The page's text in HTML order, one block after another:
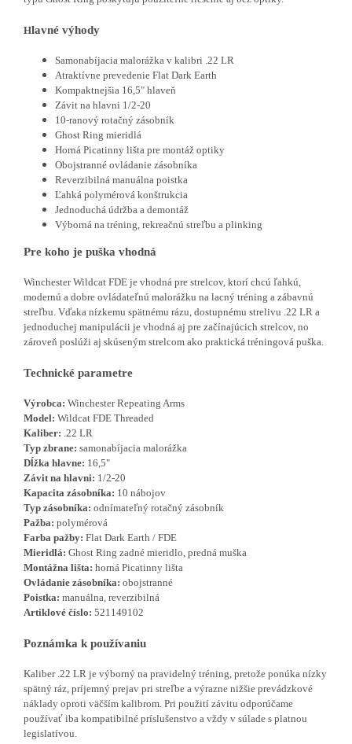
Hlavné výhody
Samonabíjacia malorážka v kalibri .22 LR
Atraktívne prevedenie Flat Dark Earth
Kompaktnejšia 16,5" hlaveň
Závit na hlavni 1/2-20
10-ranový rotačný zásobník
Ghost Ring mieridlá
Horná Picatinny lišta pre montáž optiky
Obojstranné ovládanie zásobníka
Reverzibilná manuálna poistka
Ľahká polymérová konštrukcia
Jednoduchá údržba a demontáž
Výborná na tréning, rekreačnú streľbu a plinking
Pre koho je puška vhodná
Winchester Wildcat FDE je vhodná pre strelcov, ktorí chcú ľahkú,
modernú a dobre ovládateľnú malorážku na lacný tréning a zábavnú
streľbu. Vďaka nízkemu spätnému rázu, dostupnému strelivu .22 LR a
jednoduchej manipulácii je vhodná aj pre začínajúcich strelcov, no
zároveň poslúži aj skúseným strelcom ako praktická tréningová puška.
Technické parametre
Výrobca: Winchester Repeating Arms
Model: Wildcat FDE Threaded
Kaliber: .22 LR
Typ zbrane: samonabíjacia malorážka
Dĺžka hlavne: 16,5"
Závit na hlavni: 1/2-20
Kapacita zásobníka: 10 nábojov
Typ zásobníka: odnímateľný rotačný zásobník
Pažba: polymérová
Farba pažby: Flat Dark Earth / FDE
Mieridlá: Ghost Ring zadné mieridlo, predná muška
Montážna lišta: horná Picatinny lišta
Ovládanie zásobníka: obojstranné
Poistka: manuálna, reverzibilná
Artiklové číslo: 521149102
Poznámka k používaniu
Kaliber .22 LR je výborný na pravidelný tréning, pretože ponúka nízky
spätný ráz, príjemný prejav pri streľbe a výrazne nižšie prevádzkové
náklady oproti väčším kalibrom. Pri použití závitu odporúčame
používať iba kompatibilné príslušenstvo a vždy v súlade s platnou
legislatívou.